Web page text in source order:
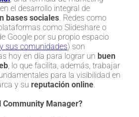
el desarrollo integral de
bases sociales. Redes como
como Slideshare o
Google por su propio espacio
sus comunidades) son
hoy en día para lograr un buen
, lo que facilita, además, trabajar
para la visibilidad en
y su reputación online.
Community Manager?